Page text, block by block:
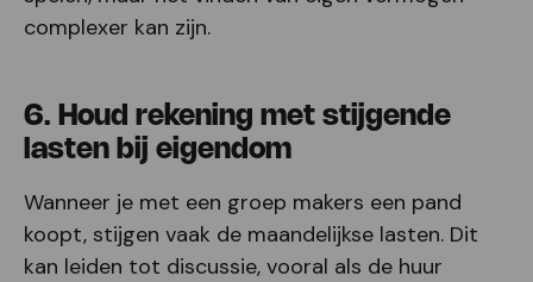
complexer kan zijn.
6. Houd rekening met stijgende
lasten bij eigendom
Wanneer je met een groep makers een pand
koopt, stijgen vaak de maandelijkse lasten. Dit
kan leiden tot discussie, vooral als de huur